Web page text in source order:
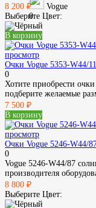
Vogue
0
8 200 ₽
Выберите Цвет:
В корзину
просмотр
Очки Vogue 5353-W44/11
0
Хотите приобрести
подберите желаемые
7 500 ₽
В корзину
просмотр
Очки Vogue 5246-W44/
0
Vogue 5246-W44/87
производителя
8 800 ₽
Выберите Цвет: